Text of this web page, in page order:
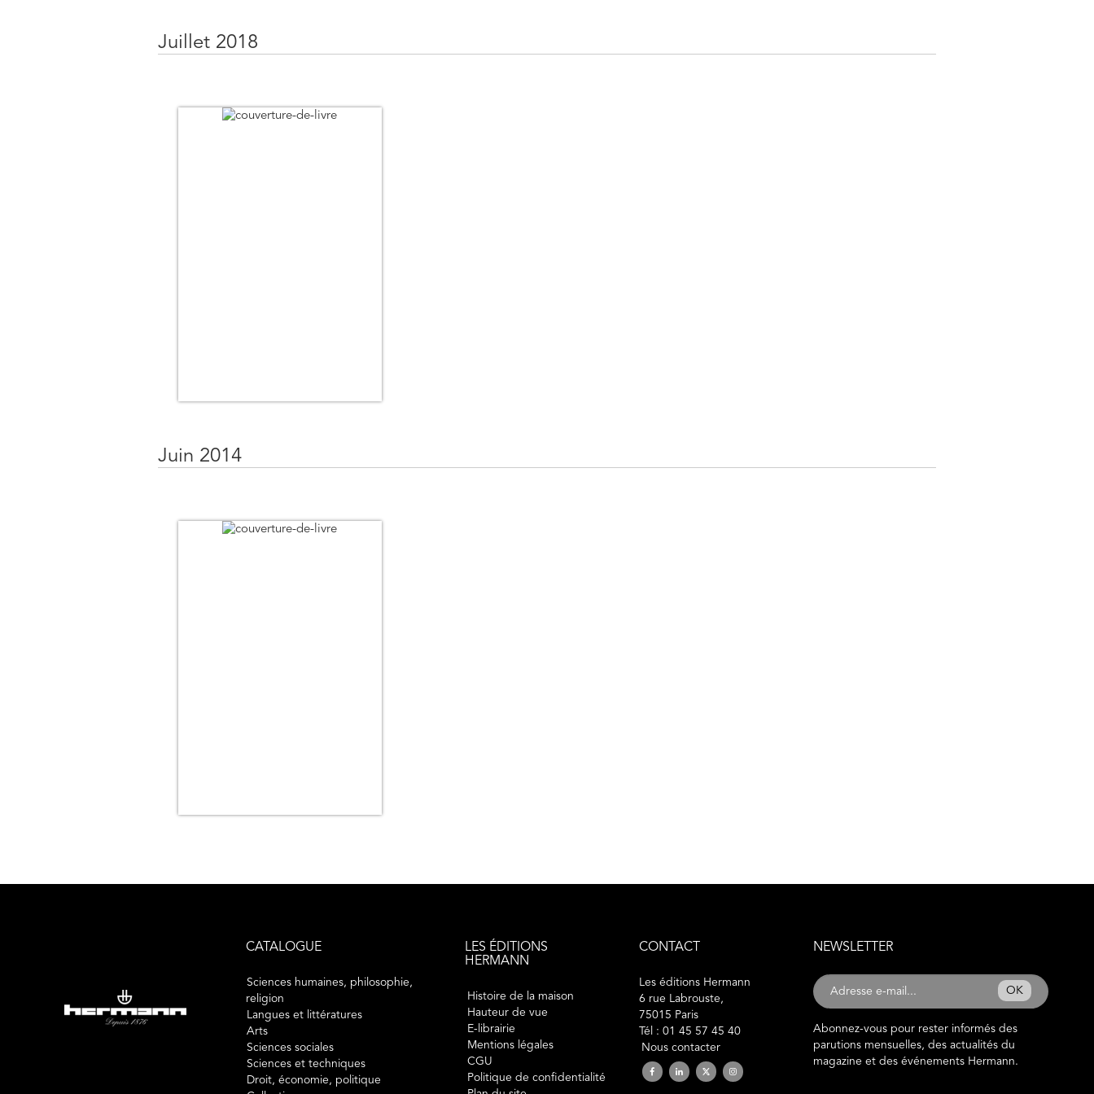
Juillet 2018
Juin 2014
CATALOGUE
Sciences humaines, philosophie,
religion
Langues et littératures
Arts
Sciences sociales
Sciences et techniques
Droit, économie, politique
LES ÉDITIONS
HERMANN
Histoire de la maison
Hauteur de vue
E-librairie
Mentions légales
CGU
Politique de confidentialité
CONTACT
Les éditions Hermann
6 rue Labrouste,
75015 Paris
Tél : 01 45 57 45 40
Nous contacter
NEWSLETTER
OK
Abonnez-vous pour rester informés des
parutions mensuelles, des actualités du
magazine et des événements Hermann.